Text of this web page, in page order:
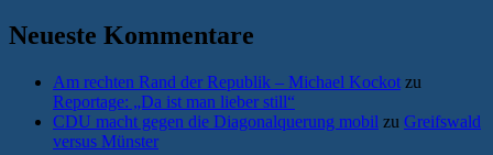
Neueste Kommentare
Am rechten Rand der Republik – Michael Kockot zu
Reportage: „Da ist man lieber still“
CDU macht gegen die Diagonalquerung mobil zu Greifswald
versus Münster